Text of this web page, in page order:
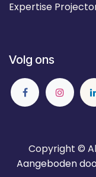
Expertise
Volg ons
Copyright ©
Aangeboden